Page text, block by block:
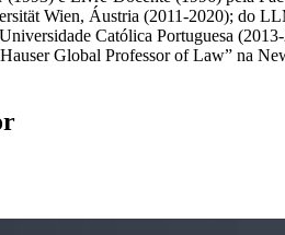
Wien, Áustria (2011-2020); do
Católica Portuguesa
Global Professor of Law” na